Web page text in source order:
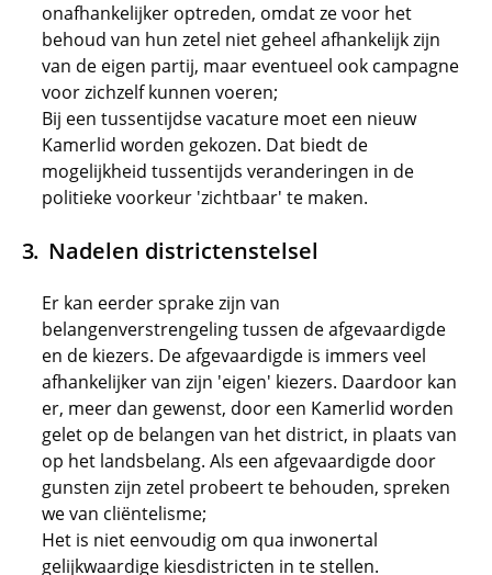
onafhankelijker optreden, omdat ze voor het
behoud van hun zetel niet geheel afhankelijk zijn
van de eigen partij, maar eventueel ook campagne
voor zichzelf kunnen voeren;
Bij een tussentijdse vacature moet een nieuw
Kamerlid worden gekozen. Dat biedt de
mogelijkheid tussentijds veranderingen in de
politieke voorkeur 'zichtbaar' te maken.
Nadelen districtenstelsel
Er kan eerder sprake zijn van
belangenverstrengeling tussen de afgevaardigde
en de kiezers. De afgevaardigde is immers veel
afhankelijker van zijn 'eigen' kiezers. Daardoor kan
er, meer dan gewenst, door een Kamerlid worden
gelet op de belangen van het district, in plaats van
op het landsbelang. Als een afgevaardigde door
gunsten zijn zetel probeert te behouden, spreken
we van cliëntelisme;
Het is niet eenvoudig om qua inwonertal
gelijkwaardige kiesdistricten in te stellen.